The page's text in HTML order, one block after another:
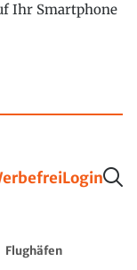
Ihr Smartphone
Login
Flughäfen